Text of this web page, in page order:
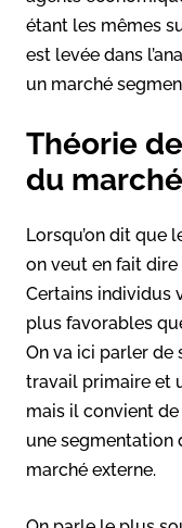
étant les mêmes
est levée dans
un marché
Théorie
du
Lorsqu’on dit que
on veut en fait dire
Certains individus
plus favorables
On va ici parler de
travail primaire et
mais il convient de
une segmentation
marché externe.